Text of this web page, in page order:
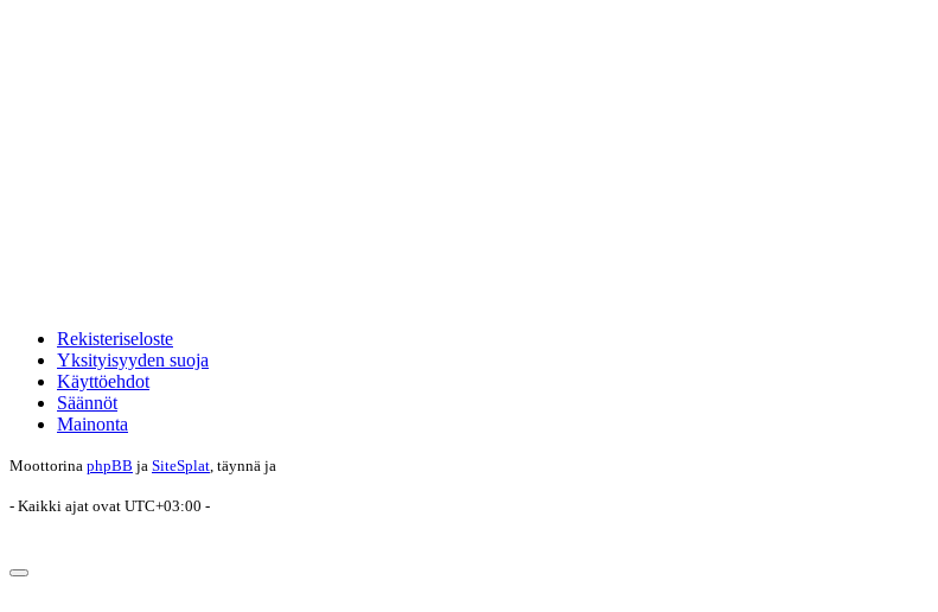
Rekisteriseloste
Yksityisyyden suoja
Käyttöehdot
Säännöt
Mainonta
Moottorina phpBB ja SiteSplat , täynnä ja
- Kaikki ajat ovat UTC+03:00 -